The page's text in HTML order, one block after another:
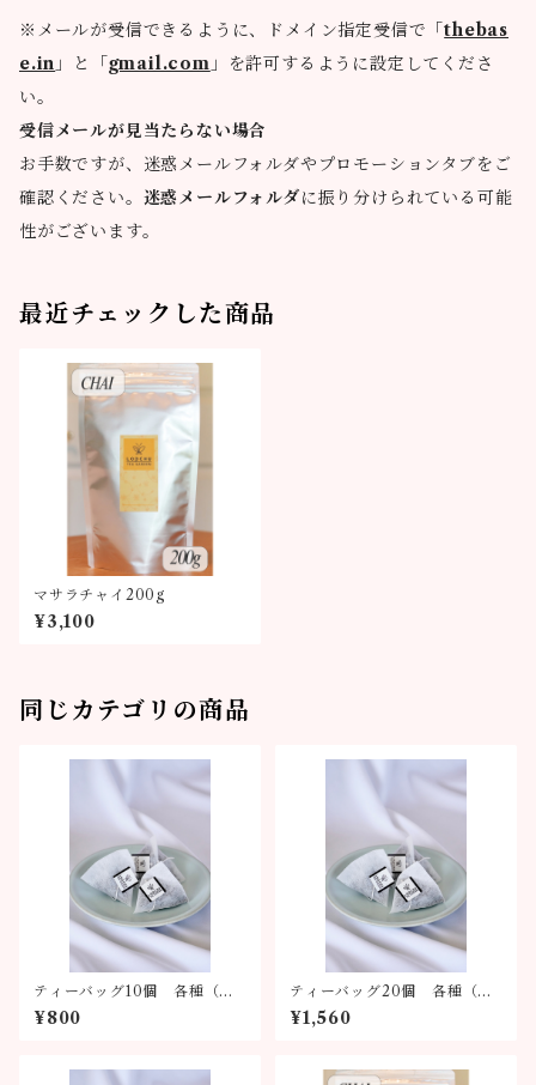
※メールが受信できるように、ドメイン指定受信で「thebas
e.in 」と「gmail.com 」を許可するように設定してくださ
い。
受信メールが見当たらない場合
お手数ですが、迷惑メールフォルダやプロモーションタブをご
確認ください。 迷惑メールフォルダに振り分けられている可能
性がございます。
最近チェックした商品
マサラチャイ200g
¥3,100
同じカテゴリの商品
ティーバッグ10個 各種（全6
種類）
¥800
ティーバッグ20個 各種（全
6種類）
¥1,560